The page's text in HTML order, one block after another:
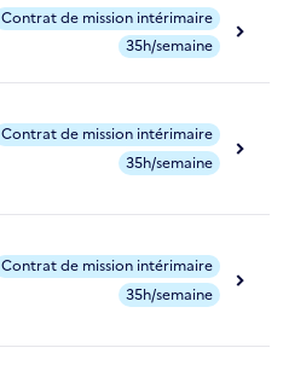
Contrat de mission intérimaire
35h/semaine
Contrat de mission intérimaire
35h/semaine
Contrat de mission intérimaire
35h/semaine